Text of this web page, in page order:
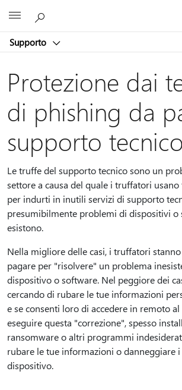
Supporto
Protezione dai
di phishing da
supporto tecnico
Le truffe del supporto tecnico sono un
settore a causa del quale i truffatori
per indurti in inutili servizi di supporto
presumibilmente problemi di dispositivi o
esistono.
Nella migliore delle casi, i truffatori
pagare per "risolvere" un problema
dispositivo o software. Nel peggiore dei
cercando di rubare le tue informazioni
e se consenti loro di accedere in remoto
eseguire questa "correzione", spesso
ransomware o altri programmi
rubare le tue informazioni o danneggiare
dispositivo.